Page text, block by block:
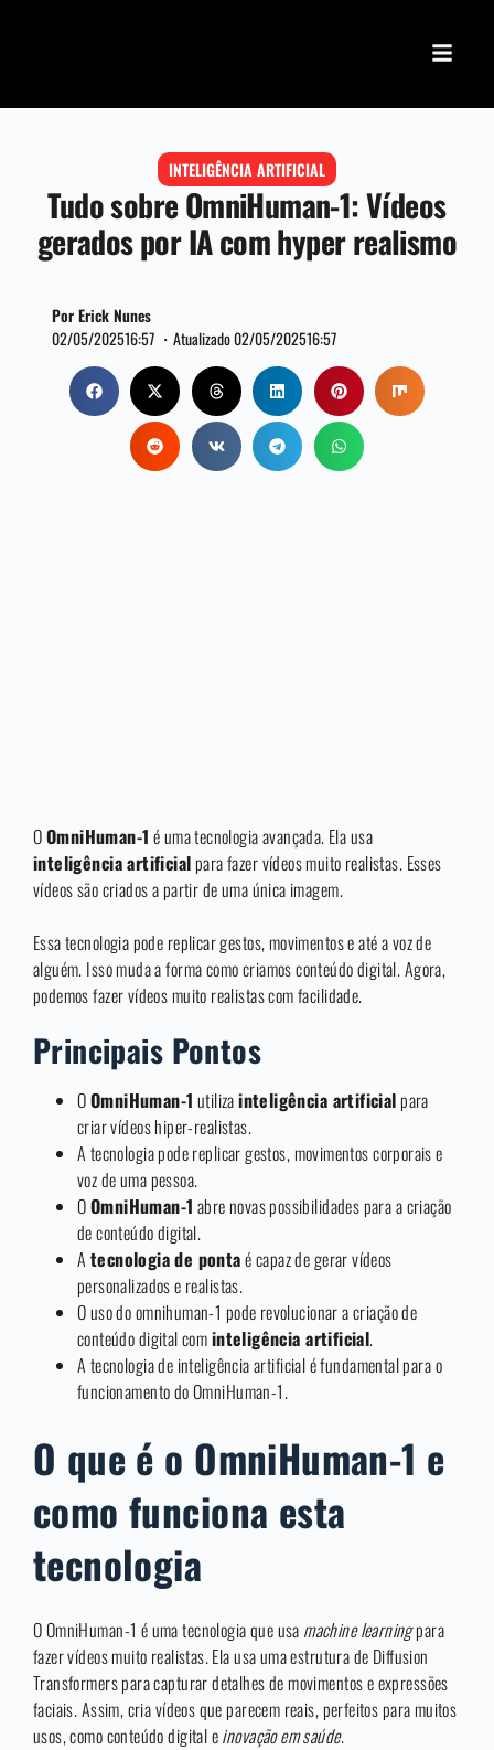
INTELIGÊNCIA ARTIFICIAL
Tudo sobre OmniHuman-1: Vídeos
gerados por IA com hyper realismo
Por Erick Nunes
02/05/202516:57 ・ Atualizado 02/05/202516:57
OOmniHuman-1 é uma tecnologia avançada. Ela usa
inteligência artificialpara fazer vídeos muito realistas. Esses
vídeos são criados a partir de uma única imagem.
Essa tecnologia pode replicar gestos, movimentos e até a voz de
alguém. Isso muda a forma como criamos conteúdo digital. Agora,
podemos fazer vídeos muito realistas com facilidade.
Principais Pontos
OOmniHuman-1 utilizainteligência artificialpara
criar vídeos hiper-realistas.
A tecnologia pode replicar gestos, movimentos corporais e
voz de uma pessoa.
OOmniHuman-1 abre novas possibilidades para a criação
de conteúdo digital.
A tecnologia de pontaé capaz de gerar vídeos
personalizados e realistas.
O uso do omnihuman-1 pode revolucionar a criação de
conteúdo digital cominteligência artificial.
A tecnologia de inteligência artificial é fundamental para o
funcionamento do OmniHuman-1.
O que é o OmniHuman-1 e
como funciona esta
tecnologia
O OmniHuman-1 é uma tecnologia que usa machine learningpara
fazer vídeos muito realistas. Ela usa uma estrutura de Diffusion
Transformers para capturar detalhes de movimentos e expressões
faciais. Assim, cria vídeos que parecem reais, perfeitos para muitos
usos, como conteúdo digital einovação em saúde.